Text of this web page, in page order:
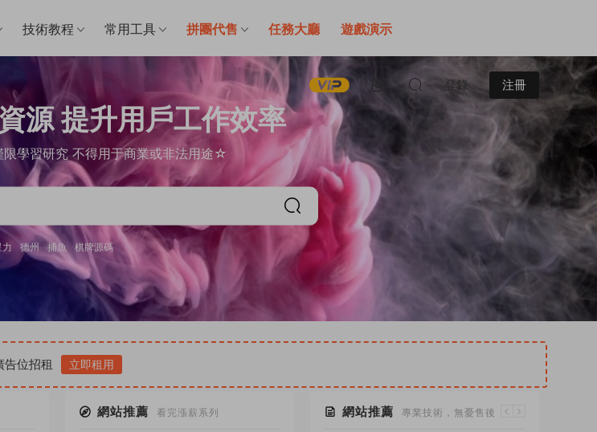
技術教程 常用工具 拼團代售 任務大廳 遊戲演示
登錄 注冊
源 提升用戶工作效率
學習研究 不得用于商業或非法用途☆
德州 捕魚 棋牌源碼
告位招租 立即租用
網站推薦 看完漲薪系列 網站推薦 專業技術，無憂售後